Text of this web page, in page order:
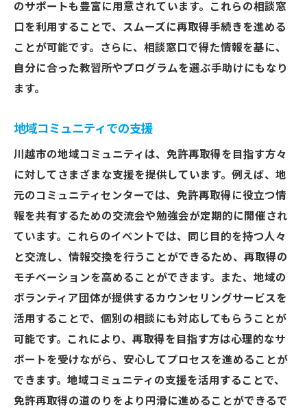
のサポートも豊富に用意されています。これらの相談窓
口を利用することで、スムーズに再取得手続きを進める
ことが可能です。さらに、相談窓口で得た情報を基に、
自分に合った教習所やプログラムを選ぶ手助けにもなり
ます。
地域コミュニティでの支援
川越市の地域コミュニティは、免許再取得を目指す方々
に対してさまざまな支援を提供しています。例えば、地
元のコミュニティセンターでは、免許再取得に役立つ情
報を共有するための交流会や勉強会が定期的に開催され
ています。これらのイベントでは、同じ目的を持つ人々
と交流し、情報交換を行うことができるため、再取得の
モチベーションを高めることができます。また、地域の
ボランティア団体が提供するカウンセリングサービスを
活用することで、個別の相談にも対応してもらうことが
可能です。これにより、再取得を目指す方は心理的なサ
ポートを受けながら、安心してプロセスを進めることが
できます。地域コミュニティの支援を活用することで、
免許再取得の道のりをより円滑に進めることができるで